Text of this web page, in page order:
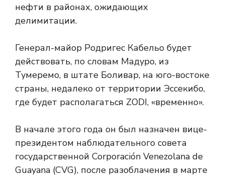
нефти в районах, ожидающих
делимитации.
Генерал-майор Родригес Кабельо будет
действовать, по словам Мадуро, из
Тумеремо, в штате Боливар, на юго-востоке
страны, недалеко от территории Эссекибо,
где будет располагаться ZODI, «временно».
В начале этого года он был назначен вице-
президентом наблюдательного совета
государственной Corporación Venezolana de
Guayana (CVG), после разоблачения в марте